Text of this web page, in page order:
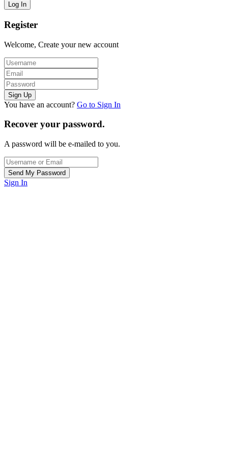
Register
Welcome, Create your new account
You have an account? Go to Sign In
Recover your password.
A password will be e-mailed to you.
Sign In